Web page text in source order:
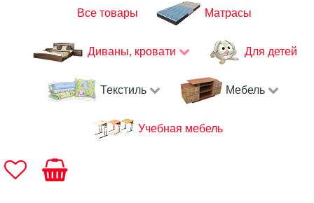
Все товары Матрасы
Диваны, кровати Для детей
Текстиль Мебель
Учебная мебель